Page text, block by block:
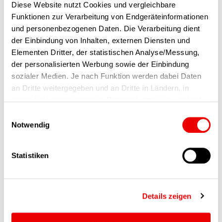
Diese Website nutzt Cookies und vergleichbare
Funktionen zur Verarbeitung von Endgeräteinformationen
und personenbezogenen Daten. Die Verarbeitung dient
der Einbindung von Inhalten, externen Diensten und
Elementen Dritter, der statistischen Analyse/Messung,
der personalisierten Werbung sowie der Einbindung
sozialer Medien. Je nach Funktion werden dabei Daten
an Dritte weitergegeben und an Dritte in Ländern, in
Einwilligung ist stets freiwillig, für die Nutzung unserer
Website nicht erforderlich und kann jederzeit auf unserer
Notwendig
Statistiken
Details zeigen
OVERVIEW
Ähnliche Beiträge
Vom Master zum Product Owner